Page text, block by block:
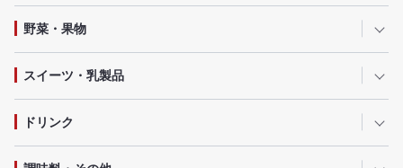
野菜・果物
スイーツ・乳製品
ドリンク